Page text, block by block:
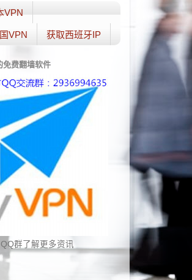
VPN
VPN 获取西班牙IP
免费翻墙软件
群了解更多资讯